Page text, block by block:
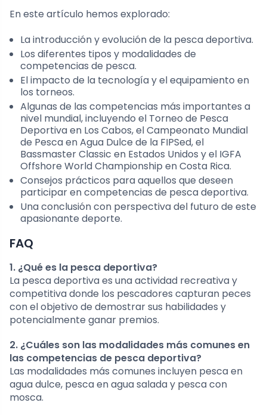
En este artículo hemos explorado:
La introducción y evolución de la pesca deportiva.
Los diferentes tipos y modalidades de
competencias de pesca.
El impacto de la tecnología y el equipamiento en
los torneos.
Algunas de las competencias más importantes a
nivel mundial, incluyendo el Torneo de Pesca
Deportiva en Los Cabos, el Campeonato Mundial
de Pesca en Agua Dulce de la FIPSed, el
Bassmaster Classic en Estados Unidos y el IGFA
Offshore World Championship en Costa Rica.
Consejos prácticos para aquellos que deseen
participar en competencias de pesca deportiva.
Una conclusión con perspectiva del futuro de este
apasionante deporte.
FAQ
1. ¿Qué es la pesca deportiva?
La pesca deportiva es una actividad recreativa y
competitiva donde los pescadores capturan peces
con el objetivo de demostrar sus habilidades y
potencialmente ganar premios.
2. ¿Cuáles son las modalidades más comunes en
las competencias de pesca deportiva?
Las modalidades más comunes incluyen pesca en
agua dulce, pesca en agua salada y pesca con
mosca.